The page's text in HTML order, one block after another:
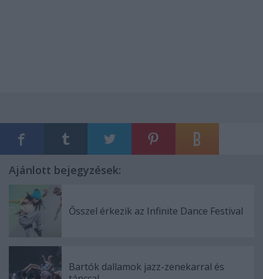
Ajánlott bejegyzések:
Ősszel érkezik az Infinite Dance Festival
Bartók dallamok jazz-zenekarral és